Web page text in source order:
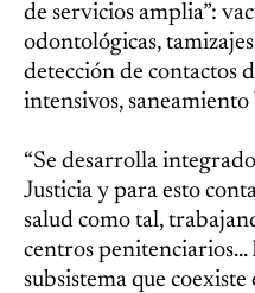
de servicios amplia”:
odontológicas,
detección de contactos
intensivos,
“Se desarrolla
Justicia y para esto
salud como tal,
centros penitenciarios...
subsistema que